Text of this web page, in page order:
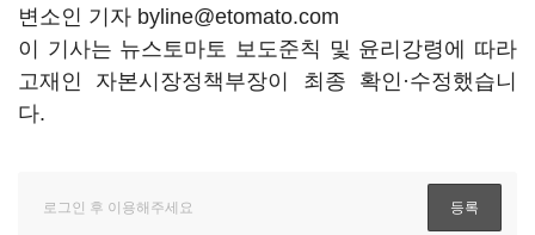
변소인 기자 byline@etomato.com
이 기사는 뉴스토마토 보도준칙 및 윤리강령에 따라
고재인 자본시장정책부장이 최종 확인·수정했습니
다.